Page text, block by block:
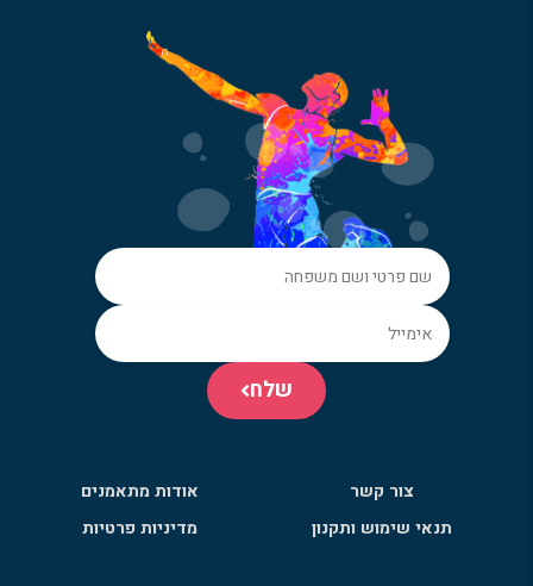
שלח
צור קשר
אודות מתאמנים
תנאי שימוש ותקנון
מדיניות פרטיות